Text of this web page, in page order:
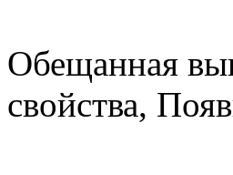
Обещанная
свойства,